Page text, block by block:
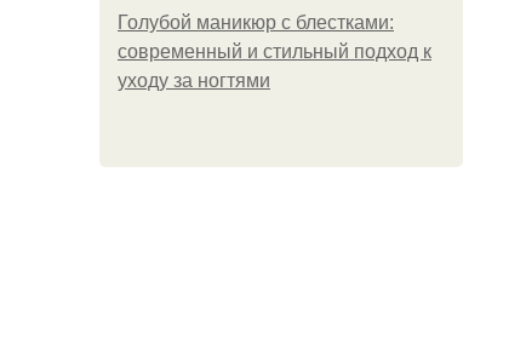
Голубой маникюр с блестками:
современный и стильный подход к
уходу за ногтями